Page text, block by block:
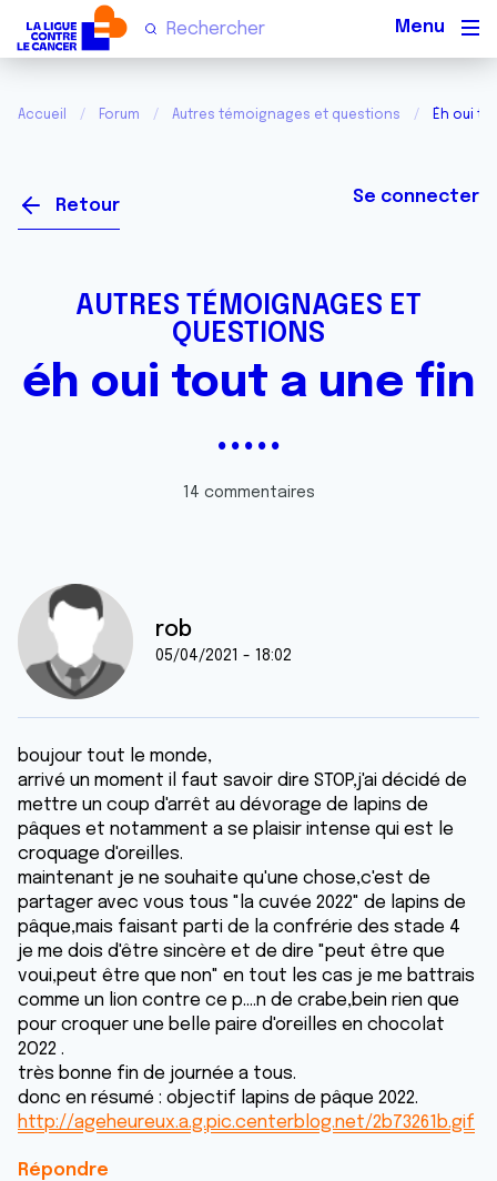
Accueil Forum Autres témoignages et questions Éh oui
Retour Se connecter
AUTRES TÉMOIGNAGES ET
QUESTIONS
éh oui tout a une fin
.....
14 commentaires
rob
05/04/2021 - 18:02
boujour tout le monde,
arrivé un moment il faut savoir dire STOP,j'ai décidé de
mettre un coup d'arrêt au dévorage de lapins de
pâques et notamment a se plaisir intense qui est le
croquage d'oreilles.
maintenant je ne souhaite qu'une chose,c'est de
partager avec vous tous "la cuvée 2022" de lapins de
pâque,mais faisant parti de la confrérie des stade 4
je me dois d'être sincère et de dire "peut être que
voui,peut être que non" en tout les cas je me battrais
comme un lion contre ce p....n de crabe,bein rien que
pour croquer une belle paire d'oreilles en chocolat
2O22 .
très bonne fin de journée a tous.
donc en résumé : objectif lapins de pâque 2022.
http://ageheureux.a.g.pic.centerblog.net/2b73261b.gif
Répondre